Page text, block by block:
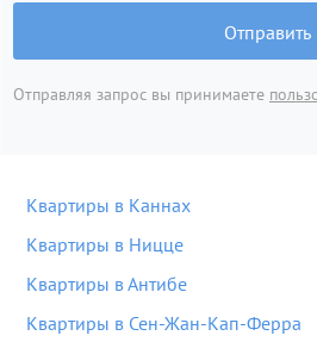
Отправить
Отправляя запрос вы принимаете
Квартиры в Каннах
Квартиры в Ницце
Квартиры в Антибе
Квартиры в Сен-Жан-Кап-Ферра